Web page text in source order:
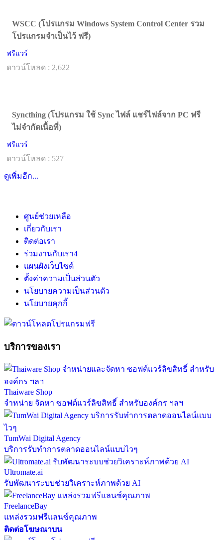
WSCC (โปรแกรม Windows System Control Center รวม
โปรแกรมจำเป็นไว้ ฟรี)
ฟรีแวร์
ดาวน์โหลด : 2,622
Syncthing (โปรแกรม ใช้ Sync ไฟล์ แชร์ไฟล์จาก PC ฟรี
ไม่จำกัดเนื้อที่)
ฟรีแวร์
ดาวน์โหลด : 527
ดูเพิ่มอีก...
ศูนย์ช่วยเหลือ
เกี่ยวกับเรา
ติดต่อเรา
ร่วมงานกับเรา4
แผนผังเว็บไซต์
ตั้งค่าความเป็นส่วนตัว
นโยบายความเป็นส่วนตัว
นโยบายคุกกี้
บริการของเรา
Thaiware Shop
จำหน่าย จัดหา ซอฟต์แวร์ลิขสิทธิ์ สำหรับองค์กร ฯลฯ
TumWai Digital Agency
บริการรับทำการตลาดออนไลน์แบบไวๆ
Ultromate.ai
รับพัฒนาระบบช่วยวิเคราะห์ภาพด้วย AI
FreelanceBay
แหล่งรวมฟรีแลนซ์คุณภาพ
ติดต่อโฆษณาบน